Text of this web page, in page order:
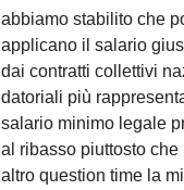
abbiamo stabilito che
applicano il salario
dai contratti collettivi
datoriali più
salario minimo legale
al ribasso piuttosto
altro question time la